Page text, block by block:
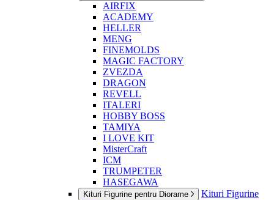
AIRFIX
ACADEMY
HELLER
MENG
FINEMOLDS
MAGIC FACTORY
ZVEZDA
DRAGON
REVELL
ITALERI
HOBBY BOSS
TAMIYA
I LOVE KIT
MisterCraft
ICM
TRUMPETER
HASEGAWA
Kituri Figurine pentru Diorame
Kituri Figurine